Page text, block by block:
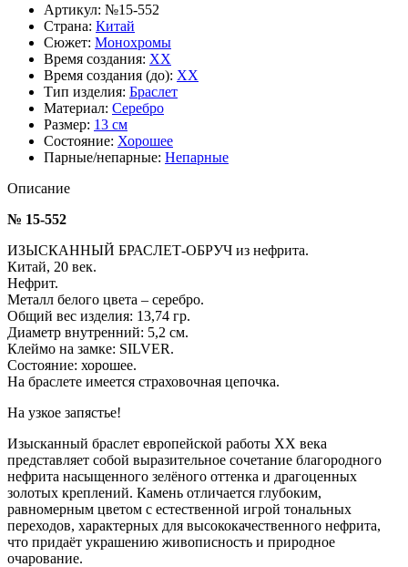
Артикул: №15-552
Страна: Китай
Сюжет: Монохромы
Время создания: XX
Время создания (до): XX
Тип изделия: Браслет
Материал: Серебро
Размер: 13 см
Состояние: Хорошее
Парные/непарные: Непарные
Описание
№ 15-552
ИЗЫСКАННЫЙ БРАСЛЕТ-ОБРУЧ из нефрита.
Китай, 20 век.
Нефрит.
Металл белого цвета – серебро.
Общий вес изделия: 13,74 гр.
Диаметр внутренний: 5,2 см.
Клеймо на замке: SILVER.
Состояние: хорошее.
На браслете имеется страховочная цепочка.
На узкое запястье!
Изысканный браслет европейской работы XX века
представляет собой выразительное сочетание благородного
нефрита насыщенного зелëного оттенка и драгоценных
золотых креплений. Камень отличается глубоким,
равномерным цветом с естественной игрой тональных
переходов, характерных для высококачественного нефрита,
что придаëт украшению живописность и природное
очарование.